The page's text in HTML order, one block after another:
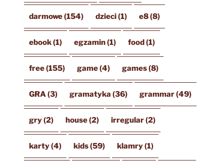
darmowe(154) dzieci(1) e8(8)
ebook(1) egzamin(1) food(1)
free(155) game(4) games(8)
GRA (3) gramatyka (36) grammar(49)
gry(2) house(2) irregular(2)
karty(4) kids(59) klamry(1)